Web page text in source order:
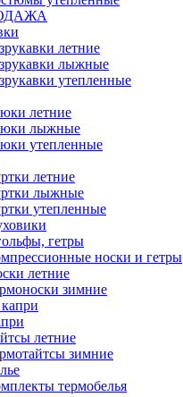
летние
лыжные
утепленные
летние
лыжные
утепленные
летние
лыжные
утепленные
гетры
носки и гетры
летние
зимние
летние
зимние
термобелья